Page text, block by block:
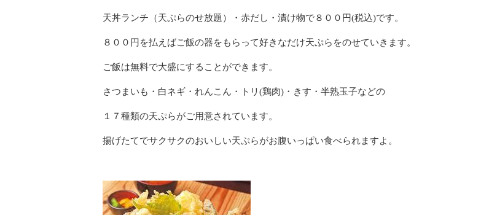
天丼ランチ（天ぷらのせ放題）・赤だし・漬け物で８００円(税込)です。
８００円を払えばご飯の器をもらって好きなだけ天ぷらをのせていきます。
ご飯は無料で大盛にすることができます。
さつまいも・白ネギ・れんこん・トリ(鶏肉)・きす・半熟玉子などの
１７種類の天ぷらがご用意されています。
揚げたてでサクサクのおいしい天ぷらがお腹いっぱい食べられますよ。